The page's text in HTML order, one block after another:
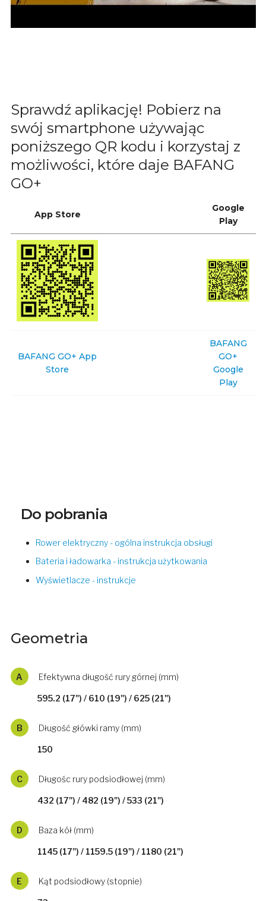
Sprawdź aplikację! Pobierz na
swój smartphone używając
poniższego QR kodu i korzystaj z
możliwości, które daje BAFANG
GO+
App Store
Google
Play
BAFANG GO+ App
Store
BAFANG
GO+
Google
Play
Do pobrania
Rower elektryczny - ogólna instrukcja obsługi
Bateria i ładowarka - instrukcja użytkowania
Wyświetlacze - instrukcje
Geometria
A Efektywna długość rury górnej (mm)
595.2 (17") / 610 (19") / 625 (21")
B Długość główki ramy (mm)
150
C Długośc rury podsiodłowej (mm)
432 (17") / 482 (19") / 533 (21")
D Baza kół (mm)
1145 (17") / 1159.5 (19") / 1180 (21")
E Kąt podsiodłowy (stopnie)